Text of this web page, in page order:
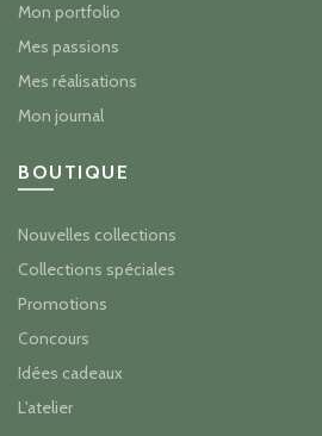
Mon portfolio
Mes passions
Mes réalisations
Mon journal
BOUTIQUE
Nouvelles collections
Collections spéciales
Promotions
Concours
Idées cadeaux
L'atelier